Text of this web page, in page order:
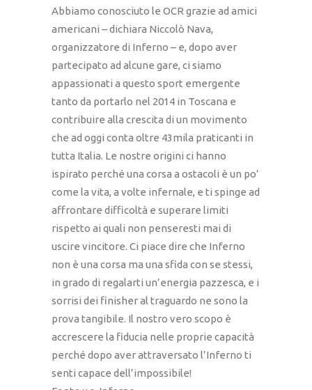
Abbiamo conosciuto le OCR grazie ad amici
americani – dichiara Niccolò Nava,
organizzatore di Inferno – e, dopo aver
partecipato ad alcune gare, ci siamo
appassionati a questo sport emergente
tanto da portarlo nel 2014 in Toscana e
contribuire alla crescita di un movimento
che ad oggi conta oltre 43mila praticanti in
tutta Italia. Le nostre origini ci hanno
ispirato perché una corsa a ostacoli è un po’
come la vita, a volte infernale, e ti spinge ad
affrontare difficoltà e superare limiti
rispetto ai quali non penseresti mai di
uscire vincitore. Ci piace dire che Inferno
non è una corsa ma una sfida con se stessi,
in grado di regalarti un’energia pazzesca, e i
sorrisi dei finisher al traguardo ne sono la
prova tangibile. Il nostro vero scopo è
accrescere la fiducia nelle proprie capacità
perché dopo aver attraversato l’Inferno ti
senti capace dell’impossibile!